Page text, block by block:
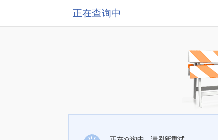
正在查询中